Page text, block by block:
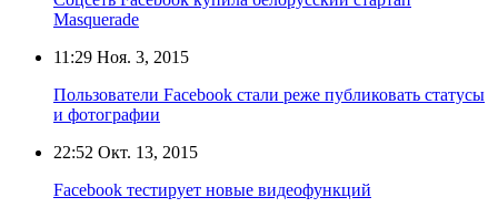
Masquerade
11:29 Ноя. 3, 2015
Пользователи Facebook стали реже публиковать статусы
и фотографии
22:52 Окт. 13, 2015
Facebook тестирует новые видеофункций